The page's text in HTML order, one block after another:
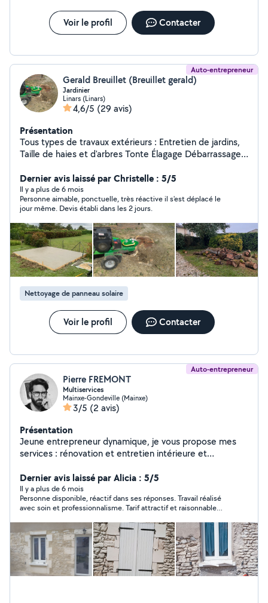
Voir le profil Contacter
Auto-entrepreneur
Gerald Breuillet (Breuillet gerald)
Jardinier
Linars (Linars)
4,6/5 (29 avis)
Présentation
Tous types de travaux extérieurs : Entretien de jardins,
Taille de haies et d'arbres Tonte Élagage Débarrassage
disponible 7j/7j. Devis gratuit sur demande, n'hésitez pas
à me contacter pour toutes demandes Contactez moi
de préférence au 06/20/94/78/34
Dernier avis laissé par Christelle : 5/5
Il y a plus de 6 mois
Personne aimable, ponctuelle, très réactive il s'est déplacé le
jour même. Devis établi dans les 2 jours.
Nettoyage de panneau solaire
Voir le profil Contacter
Auto-entrepreneur
Pierre FREMONT
Multiservices
Mainxe-Gondeville (Mainxe)
3/5 (2 avis)
Présentation
Jeune entrepreneur dynamique, je vous propose mes
services : rénovation et entretien intérieure et
Dernier avis laissé par Alicia : 5/5
Il y a plus de 6 mois
Personne disponible, réactif dans ses réponses. Travail réalisé
avec soin et professionnalisme. Tarif attractif et raisonnable